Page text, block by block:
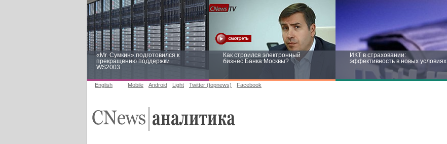
«Mr. Сумкин» подготовился к
прекращению поддержки
WS2003
Как строился электронный
бизнес Банка Москвы?
ИКТ в страховании:
эффективность в новых условиях
English Mobile Android Light Twitter (topnews) Facebook